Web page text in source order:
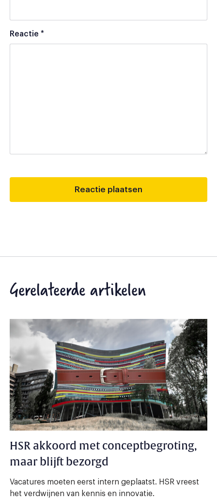
Reactie *
Gerelateerde artikelen
HSR akkoord met conceptbegroting,
maar blijft bezorgd
Vacatures moeten eerst intern geplaatst. HSR vreest
het verdwijnen van kennis en innovatie.